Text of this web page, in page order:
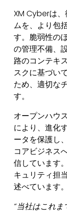
XM Cyberは
ムを、より包
す。脆弱性の
の管理不備、
路のコンテキ
スクに基づい
ため、適切な
す。
オープンハウ
により、進化
ータを保護し
コアビジネス
信しています
キュリティ担
述べています。
“当社はこれま